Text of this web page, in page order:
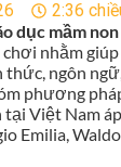
2:36
dục mầm non
chơi nhằm
ngôn
phương
Việt Nam
Emilia,